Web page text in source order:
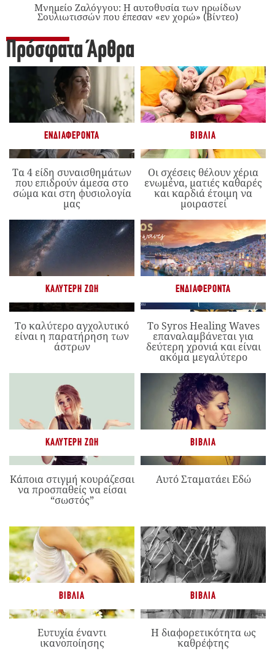
Μνημείο Ζαλόγγου: Η αυτοθυσία των ηρωίδων
Σουλιωτισσών που έπεσαν «εν χορώ» (Βίντεο)
Πρόσφατα Άρθρα
ΕΝΔΙΑΦΈΡΟΝΤΑ
Τα 4 είδη συναισθημάτων
που επιδρούν άμεσα στο
σώμα και στη φυσιολογία
μας
ΒΙΒΛΊΑ
Οι σχέσεις θέλουν χέρια
ενωμένα, ματιές καθαρές
και καρδιά έτοιμη να
μοιραστεί
ΚΑΛΎΤΕΡΗ ΖΩΉ
Το καλύτερο αγχολυτικό
είναι η παρατήρηση των
άστρων
ΕΝΔΙΑΦΈΡΟΝΤΑ
Το Syros Healing Waves
επαναλαμβάνεται για
δεύτερη χρονιά και είναι
ακόμα μεγαλύτερο
ΚΑΛΎΤΕΡΗ ΖΩΉ
Κάποια στιγμή κουράζεσαι
να προσπαθείς να είσαι
“σωστός”
ΒΙΒΛΊΑ
Αυτό Σταματάει Εδώ
ΒΙΒΛΊΑ
Ευτυχία έναντι
ικανοποίησης
ΒΙΒΛΊΑ
Η διαφορετικότητα ως
καθρέφτης